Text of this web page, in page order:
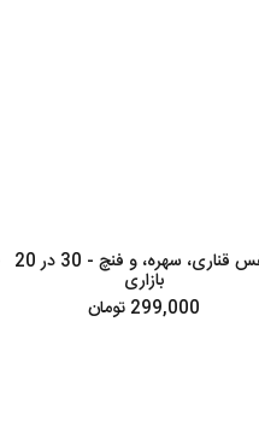
قفس قناری، سهره، و فنچ - 30 در 20
بازاری
299,000 تومان